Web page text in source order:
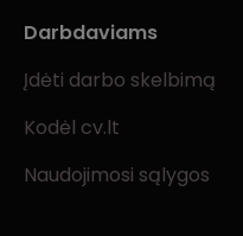
Darbdaviams
Įdėti darbo skelbimą
Kodėl cv.lt
Naudojimosi sąlygos